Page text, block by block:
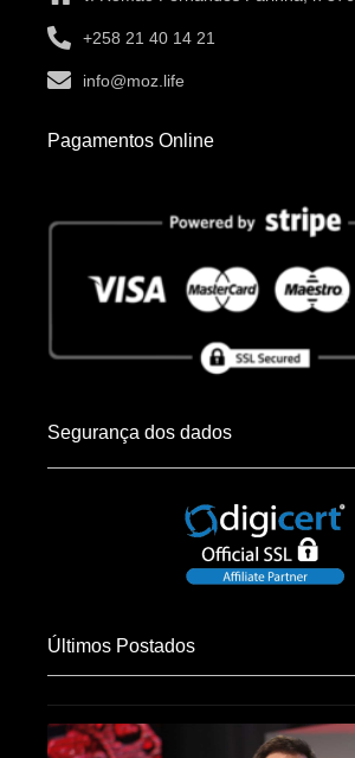
+258 21 40 14 21
info@moz.life
Pagamentos Online
Segurança dos dados
Últimos Postados